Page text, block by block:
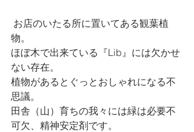
物。
ほぼ木で出来ている『Lib』には欠かせ
ない存在。
植物があるとぐっとおしゃれになる不
思議。
田舎（山）育ちの我々には緑は必要不
可欠、精神安定剤です。